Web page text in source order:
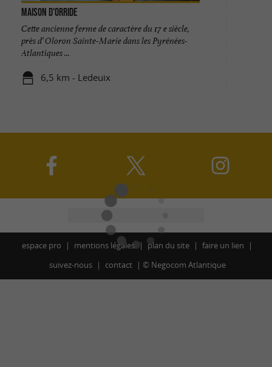
Maison d'Orride
Cette ancienne ferme de caractère du 17 e siècle,
près d’ Oloron Sainte-Marie dans les Pyrénées-
Atlantiques ...
6,5 km - Ledeuix
espace pro mentions légales plan du site
faire un lien
suivez-nous
contact © Negocom Atlantique